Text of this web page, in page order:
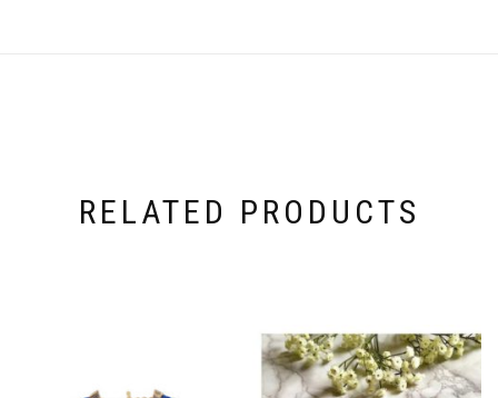
RELATED PRODUCTS